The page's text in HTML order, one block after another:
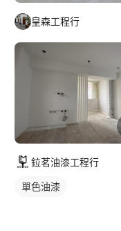
皇森工程行
鉝茗油漆工程行
單色油漆